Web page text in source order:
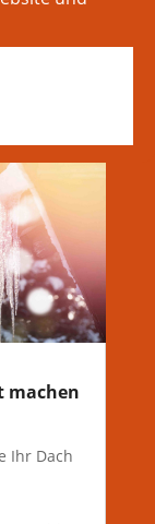
zu...
machen
Ihr Dach